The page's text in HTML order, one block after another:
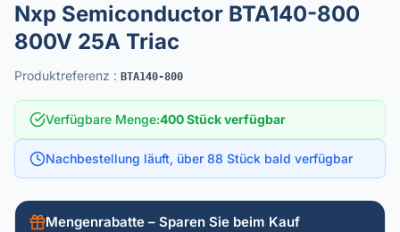
Nxp Semiconductor BTA140-800
800V 25A Triac
Produktreferenz : BTA140-800
Verfügbare Menge:400 Stück verfügbar
Nachbestellung läuft, über 88 Stück bald verfügbar
Mengenrabatte – Sparen Sie beim Kauf